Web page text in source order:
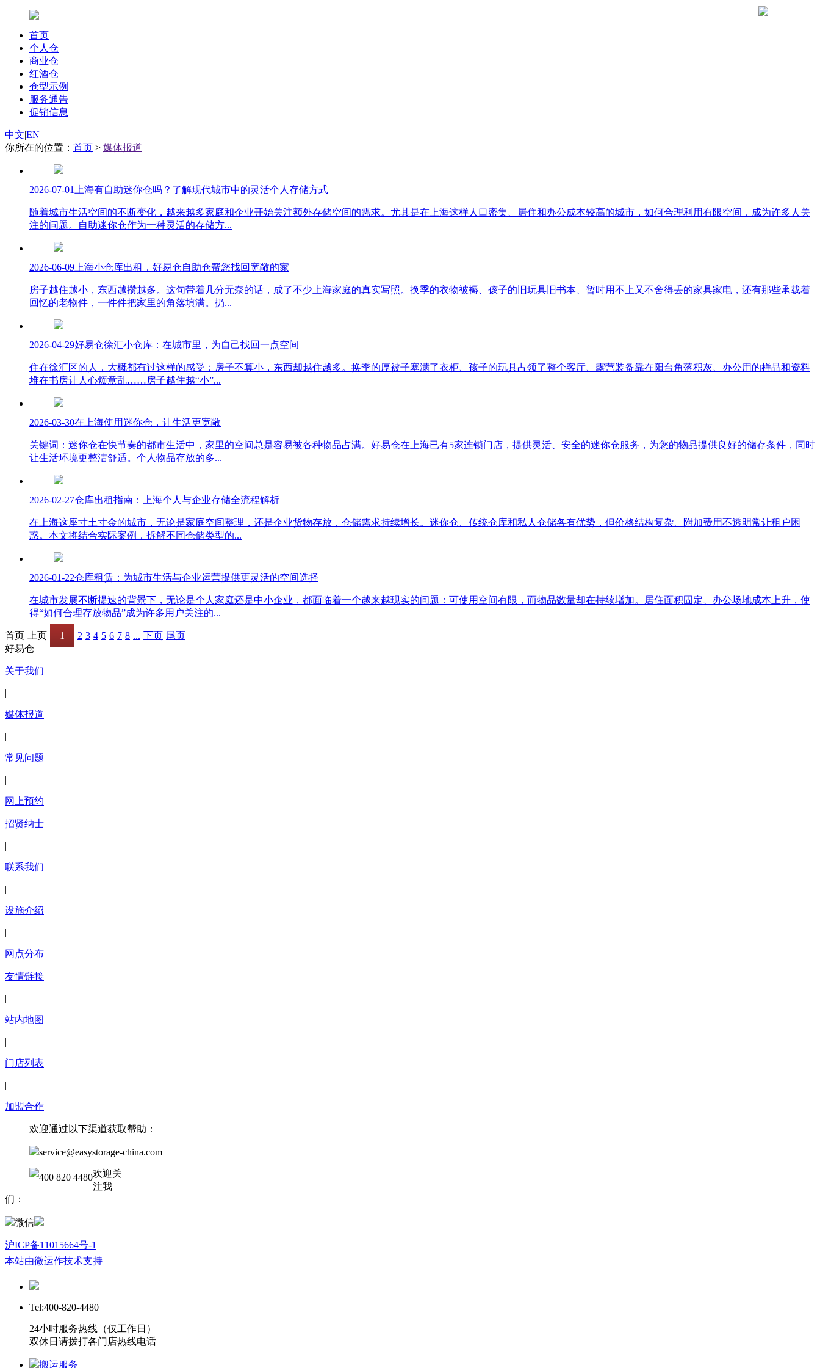
首页
个人仓
商业仓
红酒仓
仓型示例
服务通告
促销信息
中文|EN
你所在的位置： 首页 > 媒体报道
2026-07-01 上海有自助迷你仓吗？了解现代城市中的灵活个人存储方式
随着城市生活空间的不断变化，越来越多家庭和企业开始关注额外存储空间的需求。尤其是在上海这样人口密集、居住和办公成本较高的城市，如何合理利用有限空间，成为许多人关
注的问题。自助迷你仓作为一种灵活的存储方...
2026-06-09 上海小仓库出租，好易仓自助仓帮您找回宽敞的家
房子越住越小，东西越攒越多。这句带着几分无奈的话，成了不少上海家庭的真实写照。换季的衣物被褥、孩子的旧玩具旧书本、暂时用不上又不舍得丢的家具家电，还有那些承载着
回忆的老物件，一件件把家里的角落填满。扔...
2026-04-29好易仓徐汇小仓库：在城市里，为自己找回一点空间
住在徐汇区的人，大概都有过这样的感受：房子不算小，东西却越住越多。换季的厚被子塞满了衣柜、孩子的玩具占领了整个客厅、露营装备靠在阳台角落积灰、办公用的样品和资料
堆在书房让人心烦意乱……房子越住越“小”...
2026-03-30在上海使用迷你仓，让生活更宽敞
关键词：迷你仓在快节奏的都市生活中，家里的空间总是容易被各种物品占满。好易仓在上海已有5家连锁门店，提供灵活、安全的迷你仓服务，为您的物品提供良好的储存条件，同时
让生活环境更整洁舒适。个人物品存放的多...
2026-02-27仓库出租指南：上海个人与企业存储全流程解析
在上海这座寸土寸金的城市，无论是家庭空间整理，还是企业货物存放，仓储需求持续增长。迷你仓、传统仓库和私人仓储各有优势，但价格结构复杂、附加费用不透明常让租户困
惑。本文将结合实际案例，拆解不同仓储类型的...
2026-01-22仓库租赁：为城市生活与企业运营提供更灵活的空间选择
在城市发展不断提速的背景下，无论是个人家庭还是中小企业，都面临着一个越来越现实的问题：可使用空间有限，而物品数量却在持续增加。居住面积固定、办公场地成本上升，使
得“如何合理存放物品”成为许多用户关注的...
首页 上页 1 2 3 4 5 6 7 8 ... 下页 尾页
好易仓
关于我们
|
媒体报道
|
常见问题
|
网上预约
招贤纳士
|
联系我们
|
设施介绍
|
网点分布
友情链接
|
站内地图
|
门店列表
|
加盟合作
欢迎通过以下渠道获取帮助：
service@easystorage-china.com
400 820 4480欢迎关
注我
们：
微信
沪ICP备11015664号-1
本站由微运作技术支持
Tel:400-820-4480
24小时服务热线（仅工作日）
双休日请拨打各门店热线电话
搬运服务